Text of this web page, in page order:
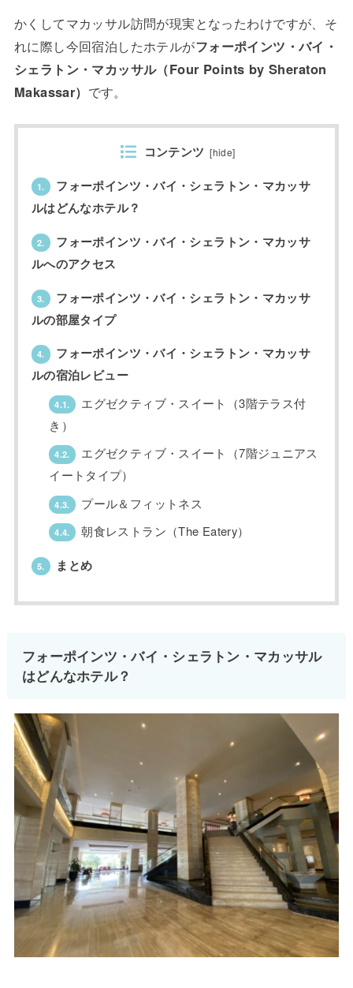
かくしてマカッサル訪問が現実となったわけですが、そ
れに際し今回宿泊したホテルがフォーポインツ・バイ・
シェラトン・マカッサル（Four Points by Sheraton
Makassar） です。
コンテンツ [hide]
1.
フォーポインツ・バイ・シェラトン・マカッサ
ルはどんなホテル？
2.
フォーポインツ・バイ・シェラトン・マカッサ
ルへのアクセス
3.
フォーポインツ・バイ・シェラトン・マカッサ
ルの部屋タイプ
4.
フォーポインツ・バイ・シェラトン・マカッサ
ルの宿泊レビュー
4.1.
エグゼクティブ・スイート（3階テラス付
き）
4.2.
エグゼクティブ・スイート（7階ジュニアス
イートタイプ）
4.3. プール＆フィットネス
4.4. 朝食レストラン（The Eatery）
5. まとめ
フォーポインツ・バイ・シェラトン・マカッサル
はどんなホテル？